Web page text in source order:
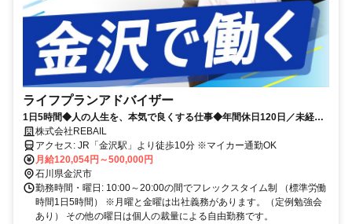
ライフプランアドバイザー
1日5時間◆人の人生を、本気で良くする仕事◆年間休日120日／未経験
から9割以上が収入UP
株式会社REBAIL
アクセス: JR「金沢駅」より徒歩10分 ※マイカー通勤OK
月給120,054円～500,000円
石川県金沢市
勤務時間・曜日: 10:00～20:00の間でフレックスタイム制 （標準労働
時間1日5時間） ※月曜と金曜は出社義務があります。（定例勉強会
あり） その他の曜日は個人の裁量による自由勤務です。